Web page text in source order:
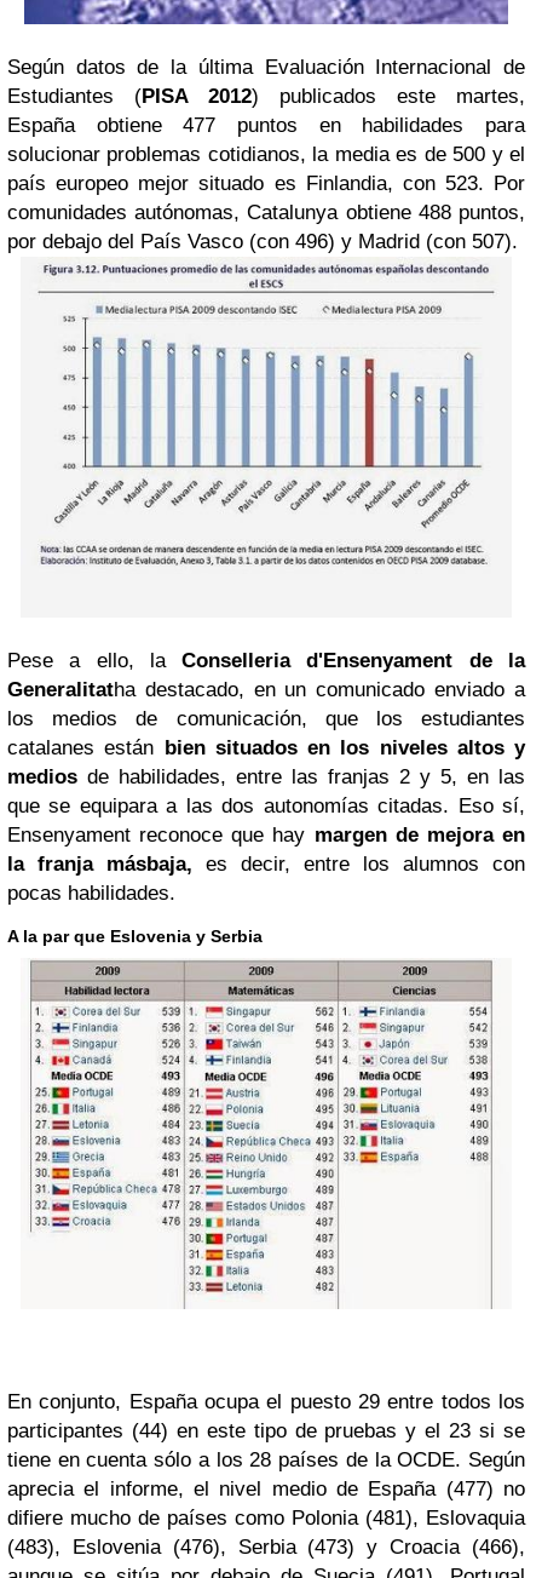
Según datos de la última Evaluación Internacional de
Estudiantes (PISA 2012) publicados este martes,
España obtiene 477 puntos en habilidades para
solucionar problemas cotidianos, la media es de 500 y el
país europeo mejor situado es Finlandia, con 523. Por
comunidades autónomas, Catalunya obtiene 488 puntos,
por debajo del País Vasco (con 496) y Madrid (con 507).
Pese a ello, laConselleria d'Ensenyament de la
Generalitatha destacado, en un comunicado enviado a
los medios de comunicación, que los estudiantes
catalanes están bien situados en los niveles altos y
medios de habilidades, entre las franjas 2 y 5, en las
que se equipara a las dos autonomías citadas. Eso sí,
Ensenyament reconoce que hay margen de mejora en
la franja másbaja, es decir, entre los alumnos con
pocas habilidades.
A la par que Eslovenia y Serbia
En conjunto, España ocupa el puesto 29 entre todos los
participantes (44) en este tipo de pruebas y el 23 si se
tiene en cuenta sólo a los 28 países de la OCDE. Según
aprecia el informe, el nivel medio de España (477) no
difiere mucho de países como Polonia (481), Eslovaquia
(483), Eslovenia (476), Serbia (473) y Croacia (466),